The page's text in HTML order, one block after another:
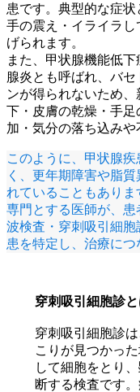
患です。典型的な症状
手の震え・イライラ
げられます。
また、甲状腺機能低
腺炎とも呼ばれ、バ
ンが得られないため
下・皮膚の乾燥・手
加・気分の落ち込みや
このように、甲状腺
く、更年期障害や脂
れていることもあり
専門とする医師が、
波検査・穿刺吸引細
患を特定し、治療につ
穿刺吸引細胞診
穿刺吸引細胞診
こりが見つかっ
して細胞をとり
断する検査です